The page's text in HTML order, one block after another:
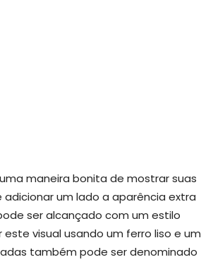
maneira bonita de mostrar suas
um lado a aparência extra
ser alcançado com um estilo
visual usando um ferro liso e um
também pode ser denominado